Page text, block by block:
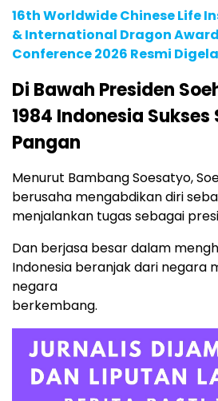
16th Worldwide Chinese Life
& International Dragon
Conference 2026 Resmi
Di Bawah Presiden
1984 Indonesia
Pangan
Menurut Bambang Soesatyo,
berusaha mengabdikan diri
menjalankan tugas sebagai
Dan berjasa besar dalam
Indonesia beranjak dari negara
negara
berkembang.